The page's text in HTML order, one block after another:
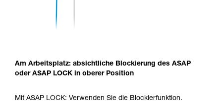
Am Arbeitsplatz: absichtliche Blockierung des ASAP
oder ASAP LOCK in oberer Position
Mit ASAP LOCK: Verwenden Sie die Blockierfunktion.